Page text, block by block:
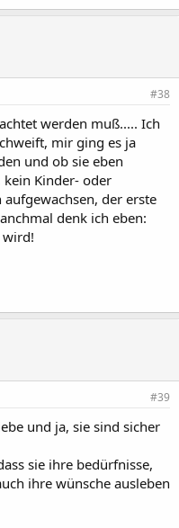
#38
werden muß..... Ich
mir ging es ja
und ob sie eben
Kinder- oder
der erste
denk ich eben:
wird!
#39
und ja, sie sind sicher
sie ihre bedürfnisse,
ihre wünsche ausleben